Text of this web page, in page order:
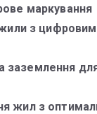
маркування
з
жил з